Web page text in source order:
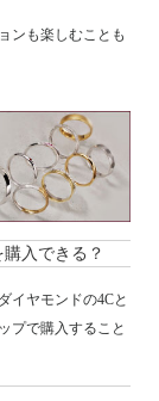
ンも楽しむことも
入できる？
イヤモンドの4Cと
プで購入すること